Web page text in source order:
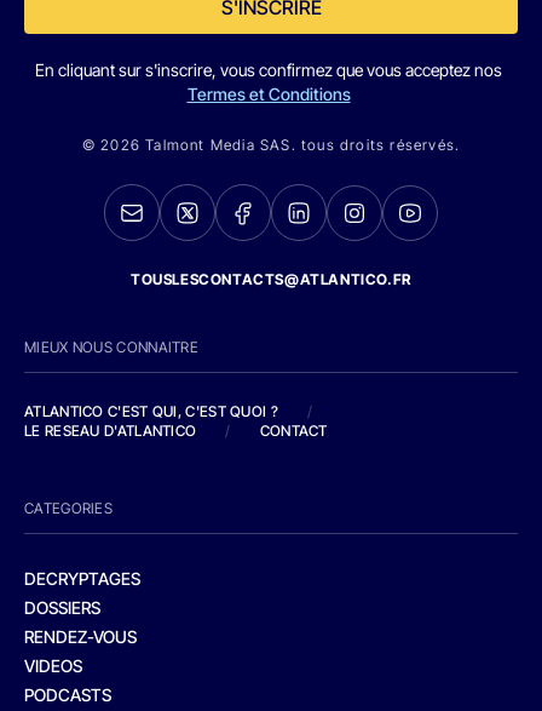
S'INSCRIRE
En cliquant sur s'inscrire, vous confirmez que vous acceptez nos
Termes et Conditions
© 2026 Talmont Media SAS. tous droits réservés.
TOUSLESCONTACTS@ATLANTICO.FR
MIEUX NOUS CONNAITRE
ATLANTICO C'EST QUI, C'EST QUOI ?
/
LE RESEAU D'ATLANTICO
/ CONTACT
CATEGORIES
DECRYPTAGES
DOSSIERS
RENDEZ-VOUS
VIDEOS
PODCASTS